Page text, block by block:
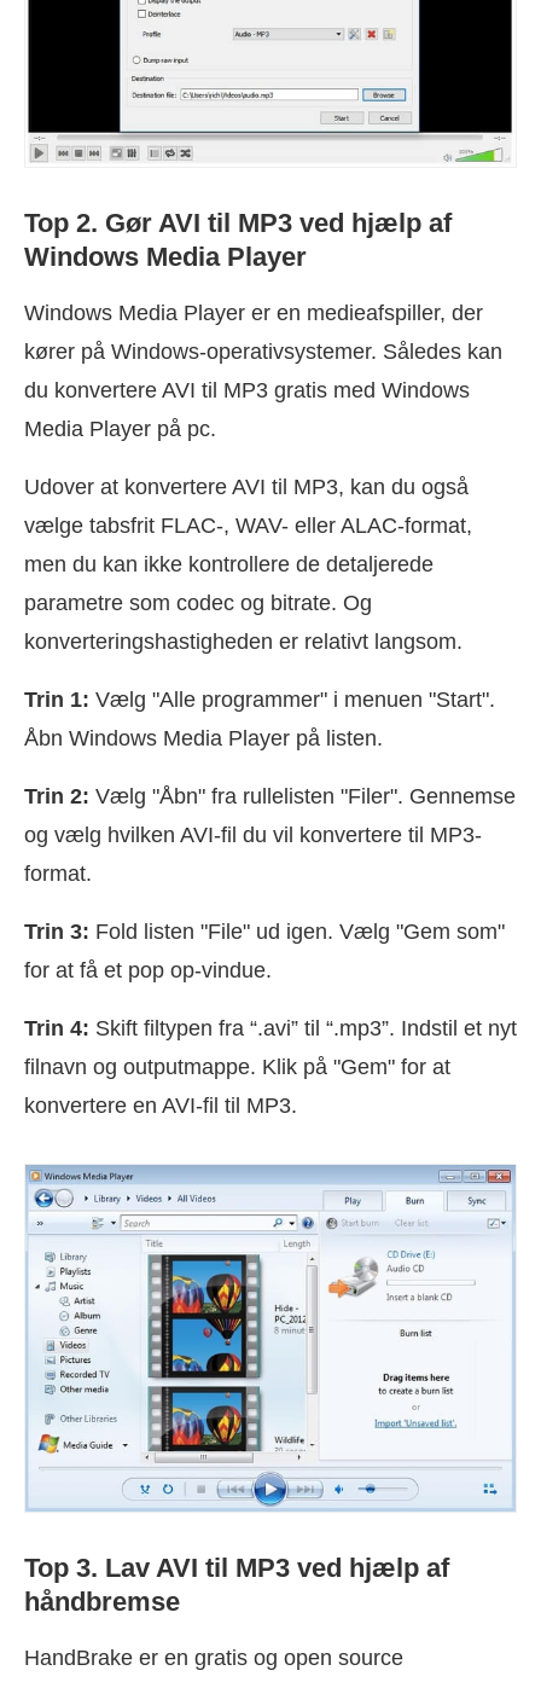
Top 2. Gør AVI til MP3 ved hjælp af
Windows Media Player
Windows Media Player er en medieafspiller, der
kører på Windows-operativsystemer. Således kan
du konvertere AVI til MP3 gratis med Windows
Media Player på pc.
Udover at konvertere AVI til MP3, kan du også
vælge tabsfrit FLAC-, WAV- eller ALAC-format,
men du kan ikke kontrollere de detaljerede
parametre som codec og bitrate. Og
konverteringshastigheden er relativt langsom.
Trin 1: Vælg "Alle programmer" i menuen "Start".
Åbn Windows Media Player på listen.
Trin 2: Vælg "Åbn" fra rullelisten "Filer". Gennemse
og vælg hvilken AVI-fil du vil konvertere til MP3-
format.
Trin 3: Fold listen "File" ud igen. Vælg "Gem som"
for at få et pop op-vindue.
Trin 4: Skift filtypen fra “.avi” til “.mp3”. Indstil et nyt
filnavn og outputmappe. Klik på "Gem" for at
konvertere en AVI-fil til MP3.
Top 3. Lav AVI til MP3 ved hjælp af
håndbremse
HandBrake er en gratis og open source